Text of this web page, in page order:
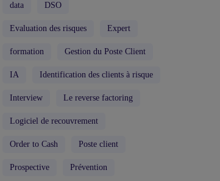
data DSO
Evaluation des risques Expert
formation Gestion du Poste Client
IA Identification des clients à risque
Interview Le reverse factoring
Logiciel de recouvrement
Order to Cash Poste client
Prospective Prévention